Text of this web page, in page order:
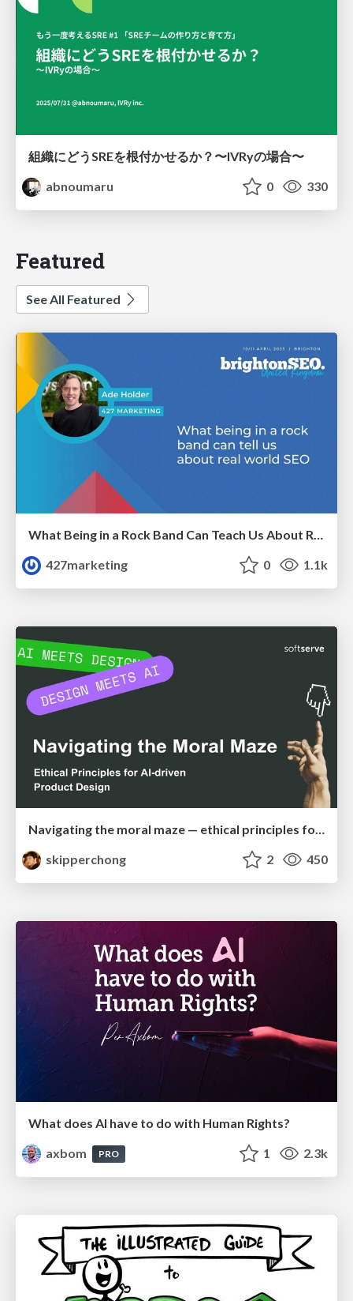
組織にどうSREを根付かせるか？〜IVRyの場合〜
abnoumaru
0 330
Featured
See All Featured
What Being in a Rock Band Can Teach Us About Real World SEO
427marketing
0 1.1k
Navigating the moral maze — ethical principles for Al-driven product design
skipperchong
2 450
What does AI have to do with Human Rights?
axbom
PRO 1 2.3k